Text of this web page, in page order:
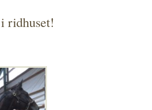
ridhuset!